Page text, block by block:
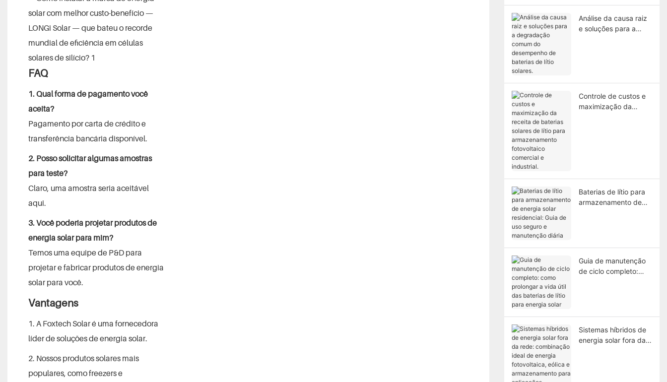
FAQ
1. Qual forma de pagamento você
aceita?
Pagamento por carta de crédito e
transferência bancária disponível.
2. Posso solicitar algumas amostras
para teste?
Claro, uma amostra seria aceitável
aqui.
3. Você poderia projetar produtos de
energia solar para mim?
Temos uma equipe de P&D para
projetar e fabricar produtos de energia
solar para você.
Vantagens
1. A Foxtech Solar é uma fornecedora
líder de soluções de energia solar.
2. Nossos produtos solares mais
populares, como freezers e
Análise da causa raiz
e soluções para a
Controle de custos e
maximização da
Baterias de lítio para
armazenamento de
Guia de manutenção
de ciclo completo:
Sistemas híbridos de
energia solar fora da